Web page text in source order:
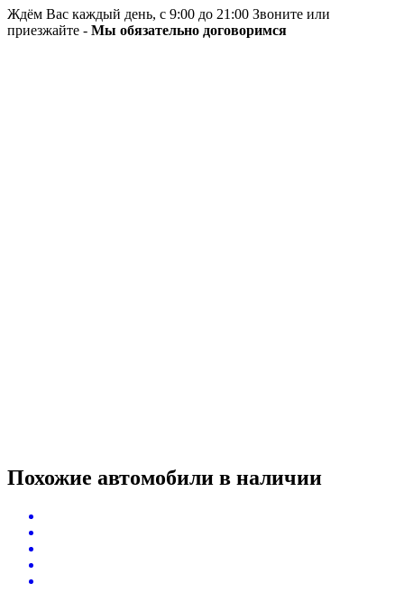
Ждём Вас каждый день, с 9:00 до 21:00 Звоните или
приезжайте - Мы обязательно договоримся
Похожие автомобили в наличии